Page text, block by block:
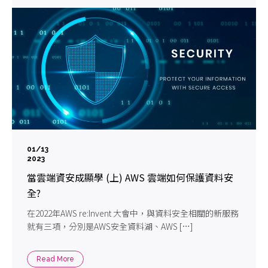
01/13
2023
當雲端資安成顯學 (上) AWS 雲端如何保護資料安
全?
在2022年AWS re:Invent 大會中，與資料安全相關的新服務
就有三項，分別是AWS安全資料湖、AWS […]
Read More